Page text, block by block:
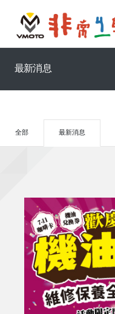
最新消息
全部 最新消息